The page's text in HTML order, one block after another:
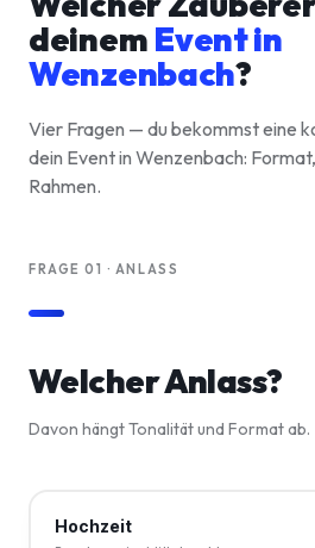
deinem Event in
Wenzenbach?
Vier Fragen — du bekommst eine
dein Event in Wenzenbach:
Rahmen.
FRAGE 01 · ANLASS
Welcher Anlass?
Davon hängt Tonalität und Format ab.
Hochzeit